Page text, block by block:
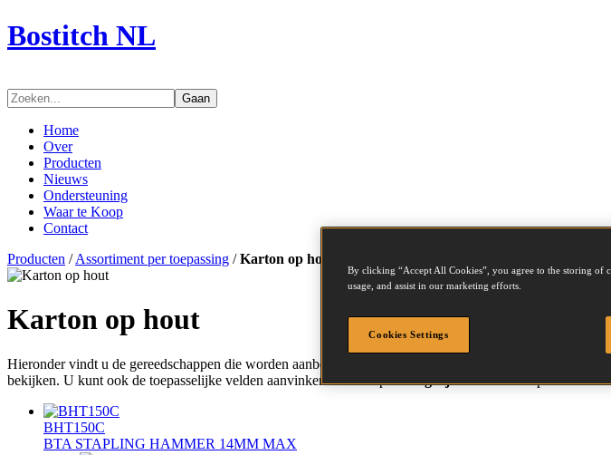
Bostitch NL
Gaan
Home
Over
Producten
Nieuws
Ondersteuning
Waar te Koop
Contact
Producten /Assortiment per toepassing /Karton op hout
Karton op hout
Hieronder vindt u de gereedschappen die worden aanbevolen voor uw toepassing. Klik op een
bekijken. U kunt ook de toepasselijke velden aanvinken en klik op" Vergelijk "om u te helpen kiezen
BHT150C
BTA STAPLING HAMMER 14MM MAX
By clicking “Accept All Cookies”, you agree to the storing of
usage, and assist in our marketing efforts.
Cookies Settings